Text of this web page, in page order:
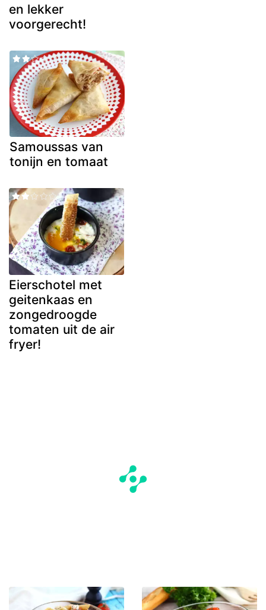
en lekker
voorgerecht!
Samoussas van
tonijn en tomaat
Eierschotel met
geitenkaas en
zongedroogde
tomaten uit de air
fryer!